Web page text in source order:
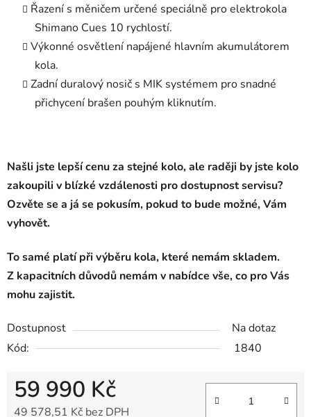
Řazení s měničem určené speciálně pro elektrokola
Shimano Cues 10 rychlostí.
Výkonné osvětlení napájené hlavním akumulátorem
kola.
Zadní duralový nosič s MIK systémem pro snadné
přichycení brašen pouhým kliknutím.
Našli jste lepší cenu za stejné kolo, ale raději by jste kolo
zakoupili v blízké vzdálenosti pro dostupnost servisu?
Ozvěte se a já se pokusím, pokud to bude možné, Vám
vyhovět.
To samé platí při výběru kola, které nemám skladem.
Z kapacitních důvodů nemám v nabídce vše, co pro Vás
mohu zajistit.
Dostupnost
Na dotaz
Kód:
1840
59 990 Kč
49 578,51 Kč bez DPH